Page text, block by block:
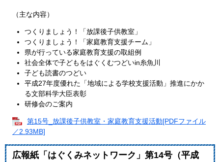
（主な内容）
つくりましょう！「放課後子供教室」
つくりましょう！「家庭教育支援チーム」
県が行っている家庭教育支援の取組例
社会全体で子どもをはぐくむつどいin糸魚川
子ども読書のつどい
平成27年度優れた「地域による学校支援活動」推進にかか
る文部科学大臣表彰
研修会のご案内
第15号_放課後子供教室・家庭教育支援活動[PDFファイル
／2.93MB]
広報紙「はぐくみネットワーク」第14号（平成